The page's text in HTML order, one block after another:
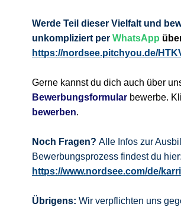
Werde Teil dieser Vielfalt und
unkompliziert per WhatsApp
https://nordsee.pitchyou.de/
Gerne kannst du dich auch über
Bewerbungsformular bewerbe.
bewerben.
Noch Fragen? Alle Infos zur
Bewerbungsprozess findest du hier:
https://www.nordsee.com/de/
Übrigens: Wir verpflichten uns